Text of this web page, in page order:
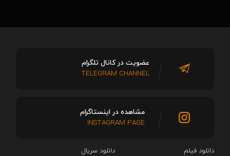
دانلود فیلم
دانلود سریال‌
عضویت در کانال تلگرام
TELEGRAM CHANNEL
مشاهده در اینستاگرام
INSTAGRAM PAGE